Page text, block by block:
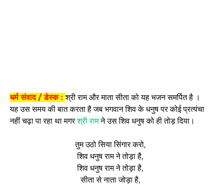
धर्म संवाद / डेस्क :श्री राम और माता सीता को यह भजन समर्पित है ।
यह उस समय की बात करता है जब भगवान शिव के धनुष पर कोई प्रत्यंचा
नहीं चढ़ा पा रहा था मगरश्री रामने उस शिव धनुष को ही तोड़ दिया।
तुम उठो सिया सिंगार करो,
शिव धनुष राम ने तोड़ा है,
शिव धनुष राम ने तोड़ा है,
सीता से नाता जोड़ा है,